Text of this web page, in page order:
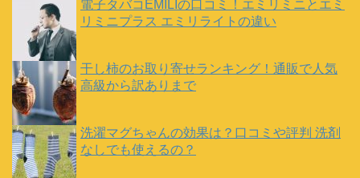
電子タバコEMILIの口コミ！エミリミニとエミ
リミニプラス エミリライトの違い
干し柿のお取り寄せランキング！通販で人気
高級から訳ありまで
洗濯マグちゃんの効果は？口コミや評判 洗剤
なしでも使えるの？